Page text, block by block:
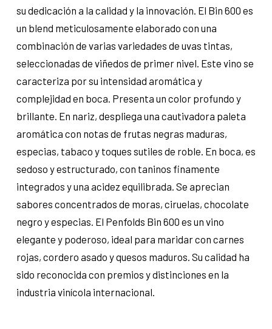
su dedicación a la calidad y la innovación. El Bin 600 es
un blend meticulosamente elaborado con una
combinación de varias variedades de uvas tintas,
seleccionadas de viñedos de primer nivel. Este vino se
caracteriza por su intensidad aromática y
complejidad en boca. Presenta un color profundo y
brillante. En nariz, despliega una cautivadora paleta
aromática con notas de frutas negras maduras,
especias, tabaco y toques sutiles de roble. En boca, es
sedoso y estructurado, con taninos finamente
integrados y una acidez equilibrada. Se aprecian
sabores concentrados de moras, ciruelas, chocolate
negro y especias. El Penfolds Bin 600 es un vino
elegante y poderoso, ideal para maridar con carnes
rojas, cordero asado y quesos maduros. Su calidad ha
sido reconocida con premios y distinciones en la
industria vinícola internacional.